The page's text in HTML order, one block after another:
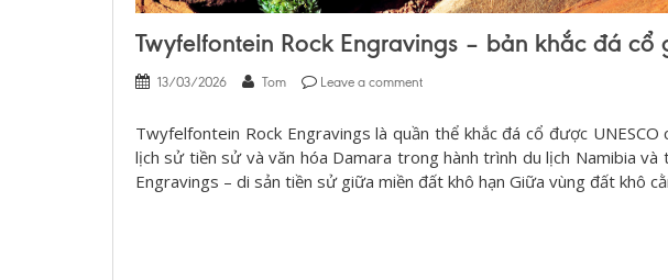
Twyfelfontein Rock Engravings – bản khắc đá
13/03/2026 Tom Leave a comment
Twyfelfontein Rock Engravings là quần thể khắc đá cổ được UNESCO
lịch sử tiền sử và văn hóa Damara trong hành trình du lịch Namibia
Engravings – di sản tiền sử giữa miền đất khô hạn Giữa vùng đất khô